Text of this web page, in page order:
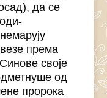
да се
према
своје
од
пророка